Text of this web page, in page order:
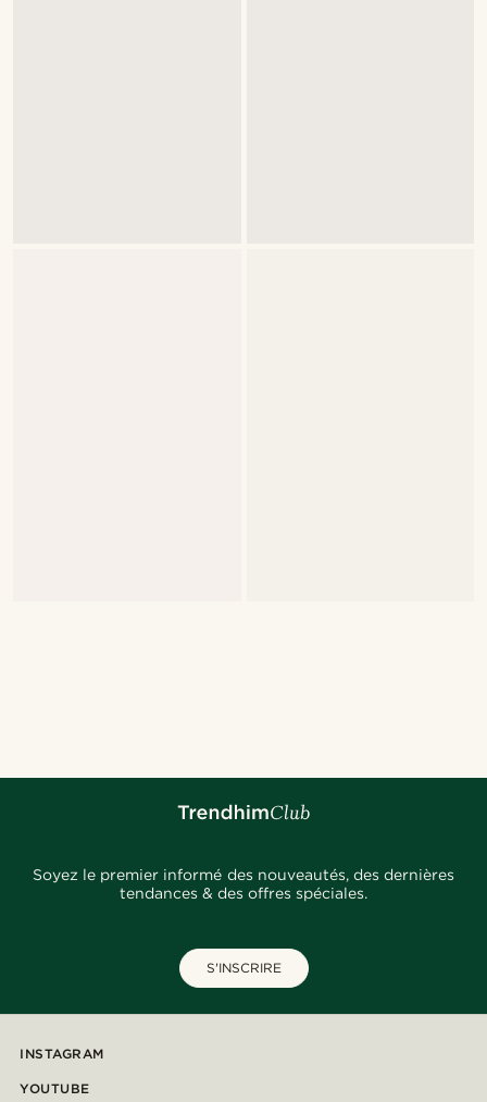
Soyez le premier informé des nouveautés, des dernières
tendances & des offres spéciales.
S'INSCRIRE
INSTAGRAM
YOUTUBE